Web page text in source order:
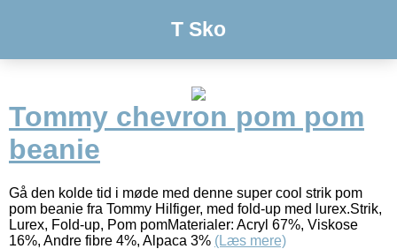
T Sko
Tommy chevron pom pom
beanie
Gå den kolde tid i møde med denne super cool strik pom
pom beanie fra Tommy Hilfiger, med fold-up med lurex.Strik,
Lurex, Fold-up, Pom pomMaterialer: Acryl 67%, Viskose
16%, Andre fibre 4%, Alpaca 3% (Læs mere)